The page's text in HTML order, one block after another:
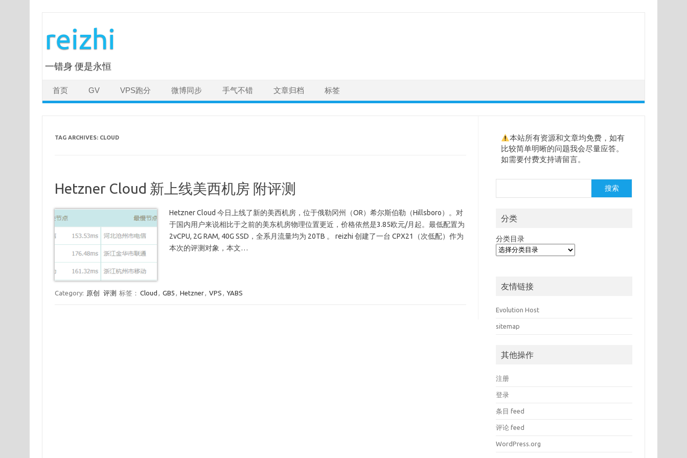
reizhi
一错身 便是永恒
首页 GV VPS跑分 微博同步 手气不错 文章归档 标签
TAG ARCHIVES: CLOUD
Hetzner Cloud 新上线美西机房 附评测
Hetzner Cloud 今日上线了新的美西机房，位于俄勒冈州（OR）希尔斯伯勒（Hillsboro）。对
于国内用户来说相比于之前的美东机房物理位置更近，价格依然是3.85欧元/月起。最低配置为
2vCPU, 2G RAM, 40G SSD，全系月流量均为 20TB 。 reizhi 创建了一台 CPX21（次低配）作为
本次的评测对象，本文…
Category: 原创 评测 标签： Cloud , GB5 , Hetzner, VPS , YABS
本站所有资源和文章均免费，如有
比较简单明晰的问题我会尽量应答。
如需要付费支持请留言。
索
搜索
分类
分类目录
友情链接
Evolution Host
sitemap
其他操作
注册
登录
条目 feed
评论 feed
WordPress.org